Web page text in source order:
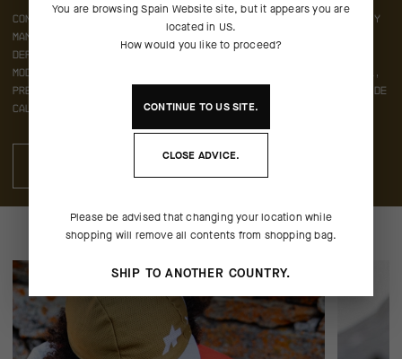
Con sus más de 200 años de experiencia combinada, ASSOS y
Mammut
deportistas
puedan seguir superando sus límites.
modelos, pensados para llevar tus aventuras
a otro nivel,
presentan tejidos y cortes patentados,
así como diseños de
calidad probada.
You are browsingSpain Websitesite, but it appears you are
located in US.
How would you like to proceed?
CONTINUE TOUSSITE.
CLOSE ADVICE.
Please be advised that changing your location while
shopping will remove all contents from shopping bag.
SHIP TO ANOTHER COUNTRY.